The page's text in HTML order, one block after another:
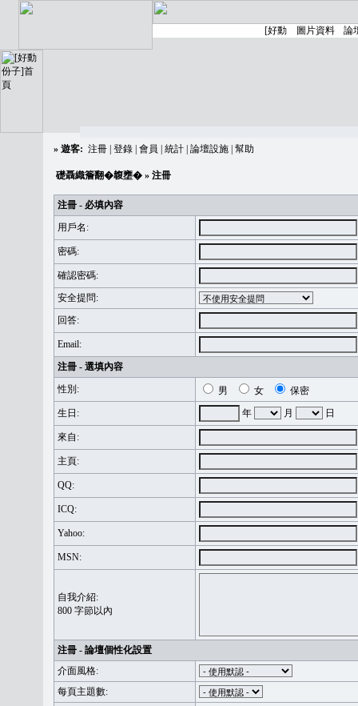
» 遊客: 注冊 登錄 會員 統計 論壇設施 幫助
礎聶織簷翻�䪖壅� » 注冊
注冊 - 必填內容
用戶名:
密碼:
確認密碼:
安全提問:
回答:
Email:
注冊 - 選填內容
性別:
男 女
保密
生日:
年 月 日
來自:
主頁:
QQ:
ICQ:
Yahoo:
MSN:
自我介紹:
800 字節以內
注冊 - 論壇個性化設置
介面風格:
每頁主題數: